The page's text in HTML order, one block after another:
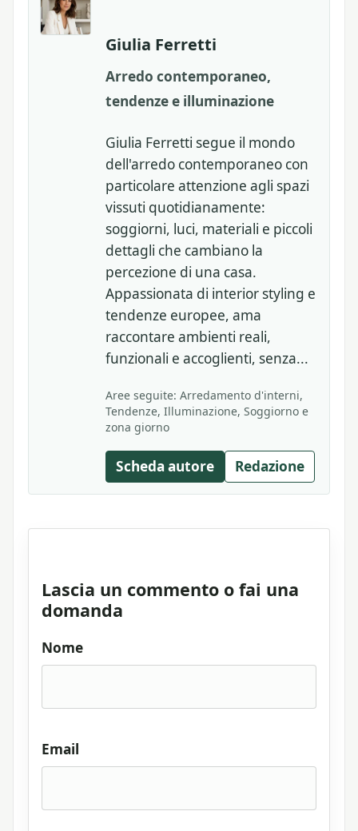
Giulia Ferretti
Arredo contemporaneo,
tendenze e illuminazione
Giulia Ferretti segue il mondo
dell'arredo contemporaneo con
particolare attenzione agli spazi
vissuti quotidianamente:
soggiorni, luci, materiali e piccoli
dettagli che cambiano la
percezione di una casa.
Appassionata di interior styling e
tendenze europee, ama
raccontare ambienti reali,
funzionali e accoglienti, senza...
Aree seguite: Arredamento d'interni,
Tendenze, Illuminazione, Soggiorno e
zona giorno
Scheda autore Redazione
Lascia un commento o fai una
domanda
Nome
Email